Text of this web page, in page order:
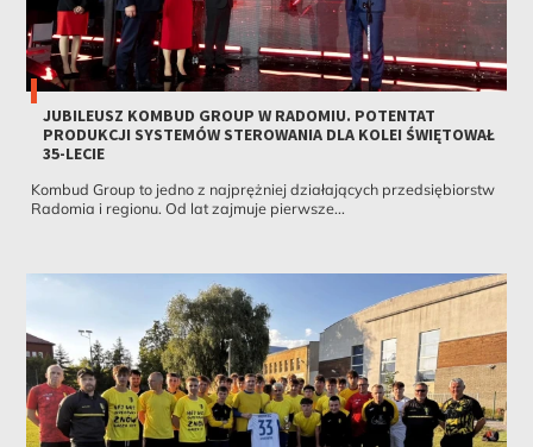
JUBILEUSZ KOMBUD GROUP W RADOMIU. POTENTAT
PRODUKCJI SYSTEMÓW STEROWANIA DLA KOLEI ŚWIĘTOWAŁ
35-LECIE
Kombud Group to jedno z najprężniej działających przedsiębiorstw
Radomia i regionu. Od lat zajmuje pierwsze...